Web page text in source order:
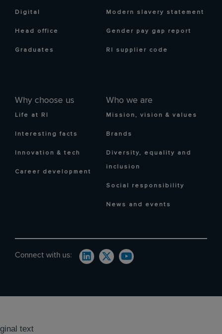
Digital
Head office
Graduates
Why choose us
Life at RI
Interesting facts
Innovation & tech
Career development
Who we are
Mission, vision & values
Brands
Diversity, equality and
inclusion
Social responsibility
News and events
Modern slavery statement
Gender pay gap report
RI supplier code
Connect with us:
text